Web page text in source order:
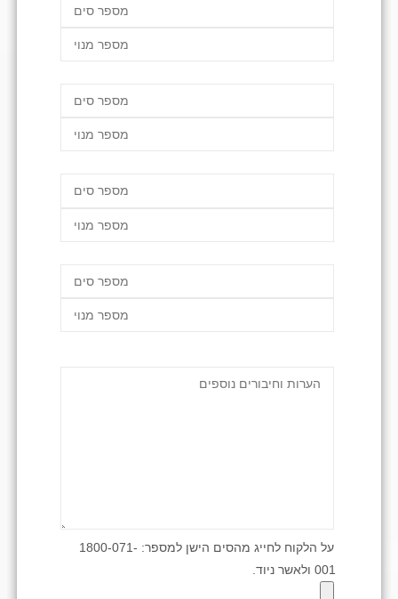
על הלקוח לחייג מהסים הישן למספר: 1800-071-
001 ולאשר ניוד.